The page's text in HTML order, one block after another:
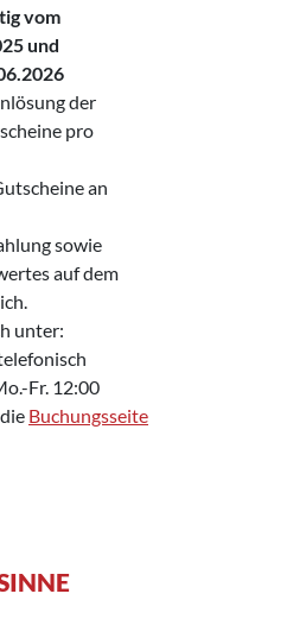
vom
und
der
pro
an
sowie
auf dem
unter:
Fr. 12:00
Buchungsseite